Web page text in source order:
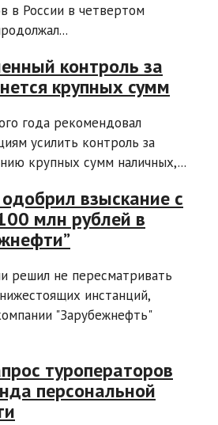
в России в четвертом
контроль за
крупных сумм
года рекомендовал
усилить контроль за
крупных сумм наличных,...
взыскание с
млн рублей в
решил не пересматривать
инстанций,
"Зарубежнефть"
туроператоров
персональной